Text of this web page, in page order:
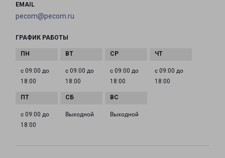
EMAIL
pecom@pecom.ru
ГРАФИК РАБОТЫ
с 09:00 до
18:00
с 09:00 до
18:00
с 09:00 до
18:00
с 09:00 до
18:00
с 09:00 до
18:00
Выходной Выходной